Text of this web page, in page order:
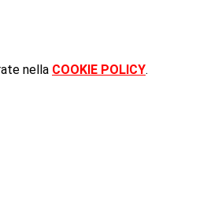
nella COOKIE POLICY.